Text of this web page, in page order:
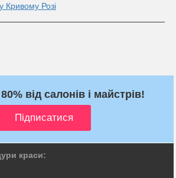
Кривому Розі
від салонів і майстрів!
краси: